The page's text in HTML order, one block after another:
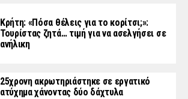
Κρήτη: «Πόσα θέλεις για το κορίτσι;»:
Τουρίστας ζητά… τιμή για να ασελγήσει σε
ανήλικη
25χρονη ακρωτηριάστηκε σε εργατικό
ατύχημα χάνοντας δύο δάχτυλα